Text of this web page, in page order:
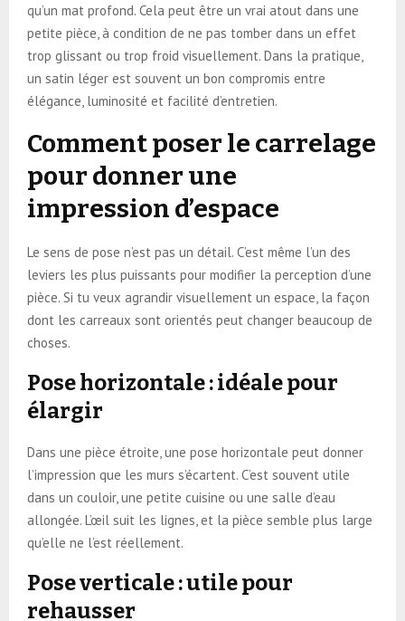
qu’un mat profond. Cela peut être un vrai atout dans une
petite pièce, à condition de ne pas tomber dans un effet
trop glissant ou trop froid visuellement. Dans la pratique,
un satin léger est souvent un bon compromis entre
élégance, luminosité et facilité d’entretien.
Comment poser le carrelage
pour donner une
impression d’espace
Le sens de pose n’est pas un détail. C’est même l’un des
leviers les plus puissants pour modifier la perception d’une
pièce. Si tu veux agrandir visuellement un espace, la façon
dont les carreaux sont orientés peut changer beaucoup de
choses.
Pose horizontale : idéale pour
élargir
Dans une pièce étroite, une pose horizontale peut donner
l’impression que les murs s’écartent. C’est souvent utile
dans un couloir, une petite cuisine ou une salle d’eau
allongée. L’œil suit les lignes, et la pièce semble plus large
qu’elle ne l’est réellement.
Pose verticale : utile pour
rehausser